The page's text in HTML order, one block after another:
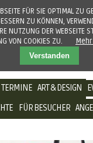
NAVIGATION
TERMINE ART & DESIGN
FÜR BESUCHER
FÜR SIE OPTIMAL ZU
ZU KÖNNEN,
NUTZUNG DER WEBSEITE
VON COOKIES ZU.
Verstanden